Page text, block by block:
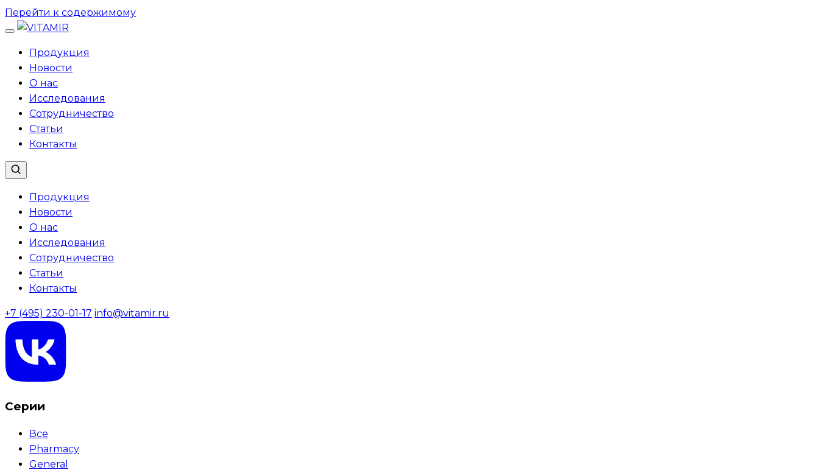
Перейти к содержимому
Продукция
Новости
О нас
Исследования
Сотрудничество
Статьи
Контакты
Продукция
Новости
О нас
Исследования
Сотрудничество
Статьи
Контакты
+7 (495) 230-01-17 info@vitamir.ru
Серии
Все
Pharmacy
General